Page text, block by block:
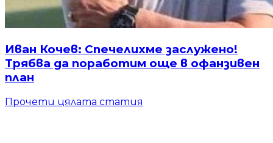
Иван Кочев: Спечелихме заслужено!
Трябва да поработим още в офанзивен
план
Прочети цялата статия